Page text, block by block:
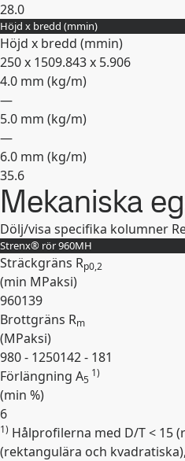
28.0
Expandera
Höjd x bredd (mmin)
Höjd x bredd (mmin)
250 x 1509.843 x 5.906
4.0 mm (kg/m)
—
5.0 mm (kg/m)
—
6.0 mm (kg/m)
35.6
Expandera
Mekaniska
Dölj/visa specifika kolumner
Strenx® rör 960MH
Sträckgräns Rp0,2
(min MPaksi)
960139
Brottgräns Rm
(MPaksi)
980 - 1250142 - 181
Förlängning A5
1)
(min %)
6
Expandera
1) Hålprofilerna med D/T < 15
(rektangulära och